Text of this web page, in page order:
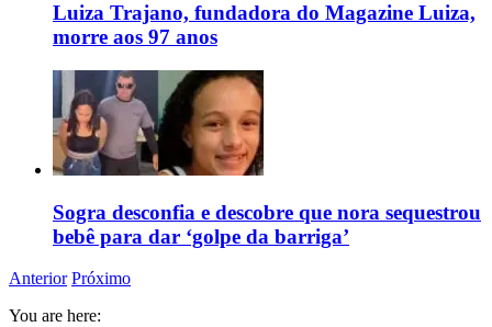
Luiza Trajano, fundadora do Magazine Luiza,
morre aos 97 anos
Sogra desconfia e descobre que nora sequestrou
bebê para dar ‘golpe da barriga’
Anterior Próximo
You are here: